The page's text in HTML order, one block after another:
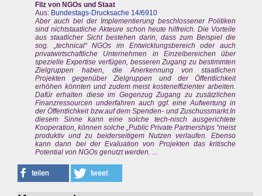
Filz von NGOs und Staat
Aus: Bundestags-Drucksache 14/6910
Aber auch bei der Implementierung beschlossener Politiken
sind nichtstaatliche Akteure schon heute hilfreich. Die Vorteile
aus staatlicher Sicht bestehen darin, dass zum Beispiel die
sog. „technical“ NGOs im Entwicklungsbereich oder auch
privatwirtschaftliche Unternehmen in Einzelbereichen über
spezielle Expertise verfügen, besseren Zugang zu bestimmten
Zielgruppen haben, die Anerkennung von staatlichen
Projekten gegenüber Zielgruppen und der Öffentlichkeit
erhöhen könnten und zudem meist kosteneffizienter arbeiten.
Dafür erhalten diese im Gegenzug Zugang zu zusätzlichen
Finanzressourcen underfahren auch ggf. eine Aufwertung in
der Öffentlichkeit bzw.auf dem Spenden- und Zuschussmarkt.In
diesem Sinne kann eine solche tech-nisch ausgerichtete
Kooperation, können solche „Public Private Partnerships “meist
produktiv und zu beiderseitigem Nutzen verlaufen. Ebenso
kann dann bei der Evaluation von Projekten das kritische
Potential von NGOs genutzt werden. ...